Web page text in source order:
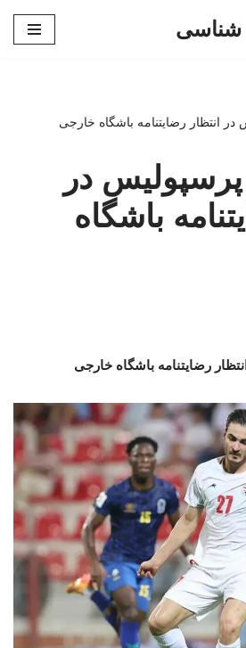
شناسی
انتظار رضایتنامه باشگاه خارجی
در
باشگاه
رضایتنامه باشگاه خارجی